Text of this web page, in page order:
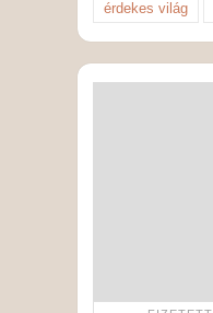
érdekes világ